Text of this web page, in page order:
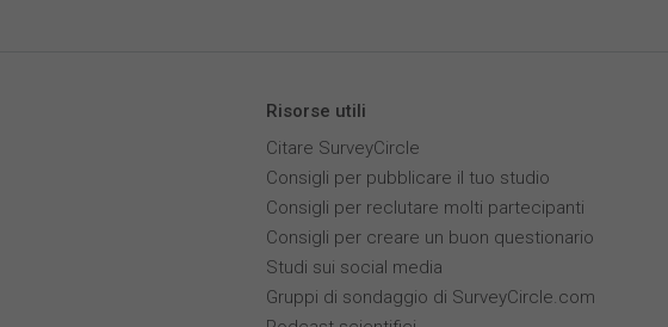
Risorse utili
Citare SurveyCircle
Consigli per pubblicare il tuo studio
Consigli per reclutare molti partecipanti
Consigli per creare un buon questionario
Studi sui social media
Gruppi di sondaggio di SurveyCircle.com